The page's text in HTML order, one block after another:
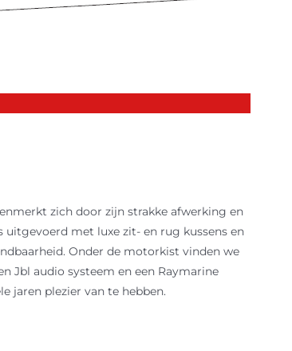
zich door zijn strakke afwerking en
met luxe zit- en rug kussens en
Onder de motorkist vinden we
Jbl audio systeem en een Raymarine
jaren plezier van te hebben.